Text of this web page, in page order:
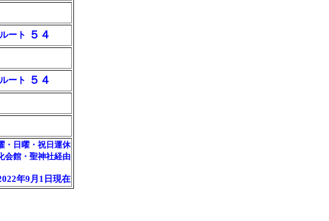
ート
５４
ート
５４
・日曜・祝日運休
館・聖神社経由
年9月1日現在